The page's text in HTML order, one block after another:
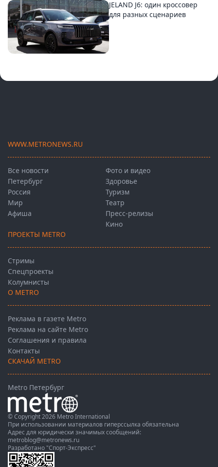
JELAND J6: один кроссовер
для разных сценариев
WWW.METRONEWS.RU
Все новости
Петербург
Россия
Мир
Афиша
Фото и видео
Здоровье
Туризм
Театр
Пресс-релизы
Кино
ПРОЕКТЫ METRO
Стримы
Спецпроекты
Колумнисты
О METRO
Реклама в газете Metro
Реклама на сайте Metro
Соглашения и правила
Контакты
СКАЧАЙ METRO
Metro Петербург
© Copyright 2026 Metro International
При использовании материалов гиперссылка обязательна
Адрес для юридически значимых сообщений:
metroblog@metronews.ru
Разработано "Спорт-Экспресс"